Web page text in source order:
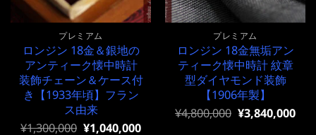
プレミアム
ロンジン 18金＆銀地の
アンティーク懐中時計
装飾チェーン＆ケース付
き【1933年頃】フラン
ス由来
元
¥1,300,000 現
¥1,040,000
プレミアム
ロンジン 18金無垢アン
ティーク懐中時計 紋章
型ダイヤモンド装飾
【1906年製】
元
¥4,800,000 現
¥3,840,000